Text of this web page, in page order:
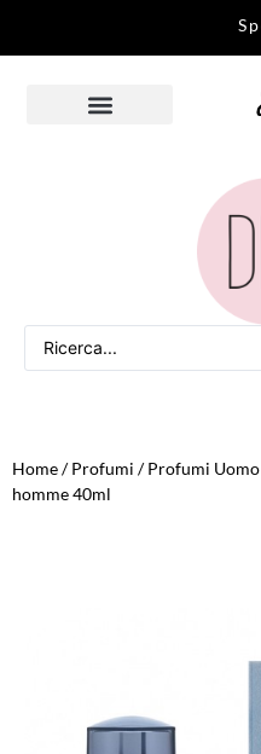
Home/Profumi /Profumi Uomo
homme 40ml